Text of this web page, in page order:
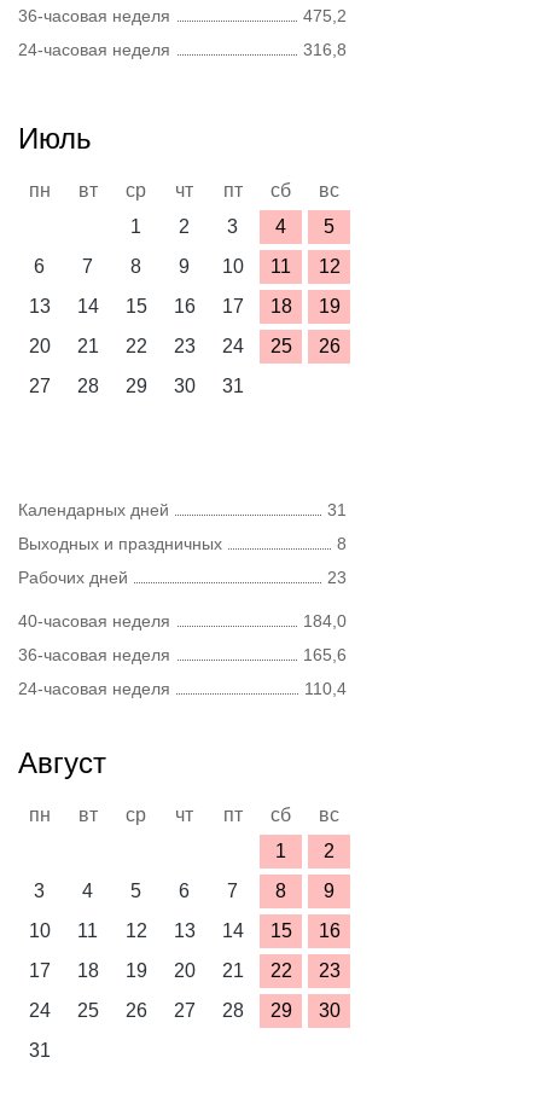
36-часовая неделя
475,2
24-часовая неделя
316,8
Июль
пн вт ср чт пт сб
вс
1
2 3 4
5
6
7 8 9 10 11
12
13
14 15 16 17 18
19
20
21 22 23 24 25
26
27
28 29 30 31
Календарных дней
31
Выходных и праздничных
8
Рабочих дней
23
40-часовая неделя
184,0
36-часовая неделя
165,6
24-часовая неделя
110,4
Август
пн вт ср чт пт сб
вс
1
2
3
4 5 6 7 8
9
10
11 12 13 14 15
16
17
18 19 20 21 22
23
24
25 26 27 28 29
30
31